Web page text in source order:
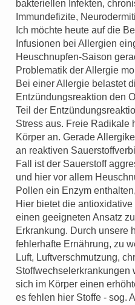
bakteriellen Infekten,
Immundefizite,
Ich möchte heute auf die
Infusionen bei Allergien
Heuschnupfen-Saison
Problematik der Allergie
Bei einer Allergie belastet
Entzündungsreaktion den
Teil der
Stress aus. Freie Radikale
Körper an. Gerade
an reaktiven
Fall ist der Sauerstoff
und hier vor allem
Pollen ein Enzym
Hier bietet die
einen geeigneten Ansatz
Erkrankung. Durch unsere
fehlerhafte Ernährung, zu
Luft, Luftverschmutzung,
Stoffwechselerkrankungen
sich im Körper einen
es fehlen hier Stoffe - sog.